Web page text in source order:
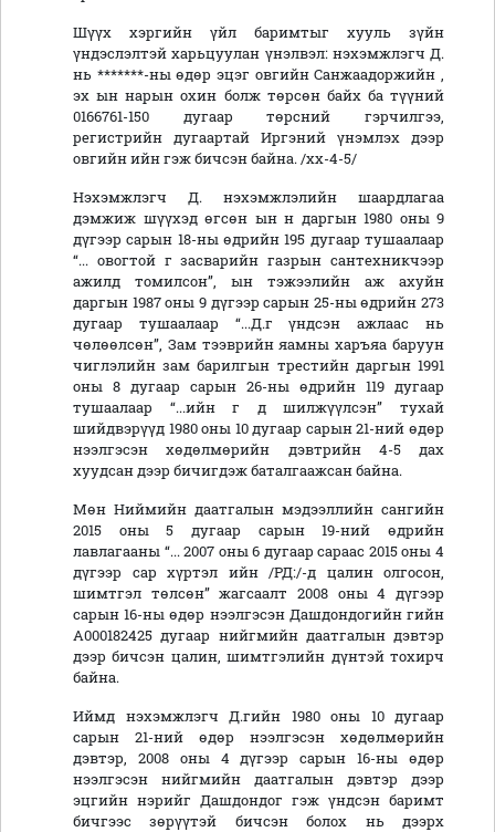
Шүүх хэргийн үйл баримтыг хууль зүйн
үндэслэлтэй харьцуулан үнэлвэл: нэхэмжлэгч Д.
нь *******-ны өдөр эцэг овгийн Санжаадоржийн ,
эх ын нарын охин болж төрсөн байх ба түүний
0166761-150 дугаар төрсний гэрчилгээ,
регистрийн дугаартай Иргэний үнэмлэх дээр
овгийн ийн гэж бичсэн байна. /хх-4-5/
Нэхэмжлэгч Д. нэхэмжлэлийн шаардлагаа
дэмжиж шүүхэд өгсөн ын н даргын 1980 оны 9
дүгээр сарын 18-ны өдрийн 195 дугаар тушаалаар
“... овогтой г засварийн газрын сантехникчээр
ажилд томилсон”, ын тэжээлийн аж ахуйн
даргын 1987 оны 9 дүгээр сарын 25-ны өдрийн 273
дугаар тушаалаар “...Д.г үндсэн ажлаас нь
чөлөөлсөн”, Зам тээврийн яамны харъяа баруун
чиглэлийн зам барилгын трестийн даргын 1991
оны 8 дугаар сарын 26-ны өдрийн 119 дугаар
тушаалаар “...ийн г д шилжүүлсэн” тухай
шийдвэрүүд 1980 оны 10 дугаар сарын 21-ний өдөр
нээлгэсэн хөдөлмөрийн дэвтрийн 4-5 дах
хуудсан дээр бичигдэж баталгаажсан байна.
Мөн Ниймийн даатгалын мэдээллийн сангийн
2015 оны 5 дугаар сарын 19-ний өдрийн
лавлагааны “... 2007 оны 6 дугаар сараас 2015 оны 4
дүгээр сар хүртэл ийн /РД:/-д цалин олгосон,
шимтгэл төлсөн” жагсаалт 2008 оны 4 дүгээр
сарын 16-ны өдөр нээлгэсэн Дашдондогийн гийн
А000182425 дугаар нийгмийн даатгалын дэвтэр
дээр бичсэн цалин, шимтгэлийн дүнтэй тохирч
байна.
Иймд нэхэмжлэгч Д.гийн 1980 оны 10 дугаар
сарын 21-ний өдөр нээлгэсэн хөдөлмөрийн
дэвтэр, 2008 оны 4 дүгээр сарын 16-ны өдөр
нээлгэсэн нийгмийн даатгалын дэвтэр дээр
эцгийн нэрийг Дашдондог гэж үндсэн баримт
бичгээс зөрүүтэй бичсэн болох нь дээрх